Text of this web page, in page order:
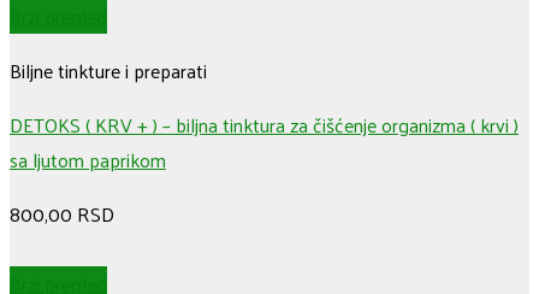
Biljne tinkture i preparati
DETOKS ( KRV + ) – biljna tinktura za čišćenje organizma ( krvi )
sa ljutom paprikom
800,00 RSD